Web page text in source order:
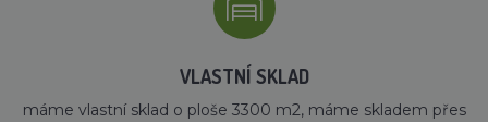
VLASTNÍ SKLAD
máme vlastní sklad o ploše 3300 m2, máme skladem přes